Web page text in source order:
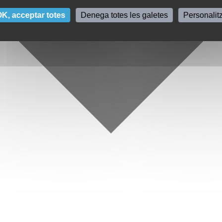
acceptar totes Denega totes les galetes